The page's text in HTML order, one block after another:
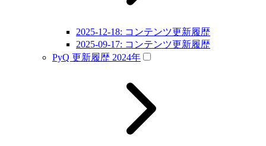
2025-12-18: コンテンツ更新履歴
2025-09-17: コンテンツ更新履歴
PyQ 更新履歴 2024年